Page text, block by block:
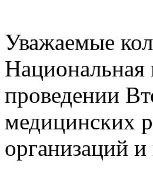
Уважаемые
Национальная
проведении
медицинских
организаций